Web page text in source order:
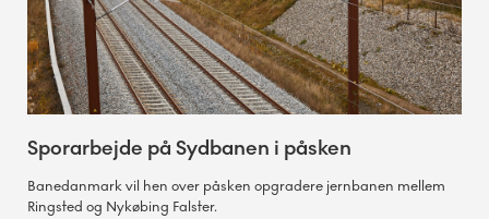
Sporarbejde på Sydbanen i påsken
Banedanmark vil hen over påsken opgradere jernbanen mellem
Ringsted og Nykøbing Falster.